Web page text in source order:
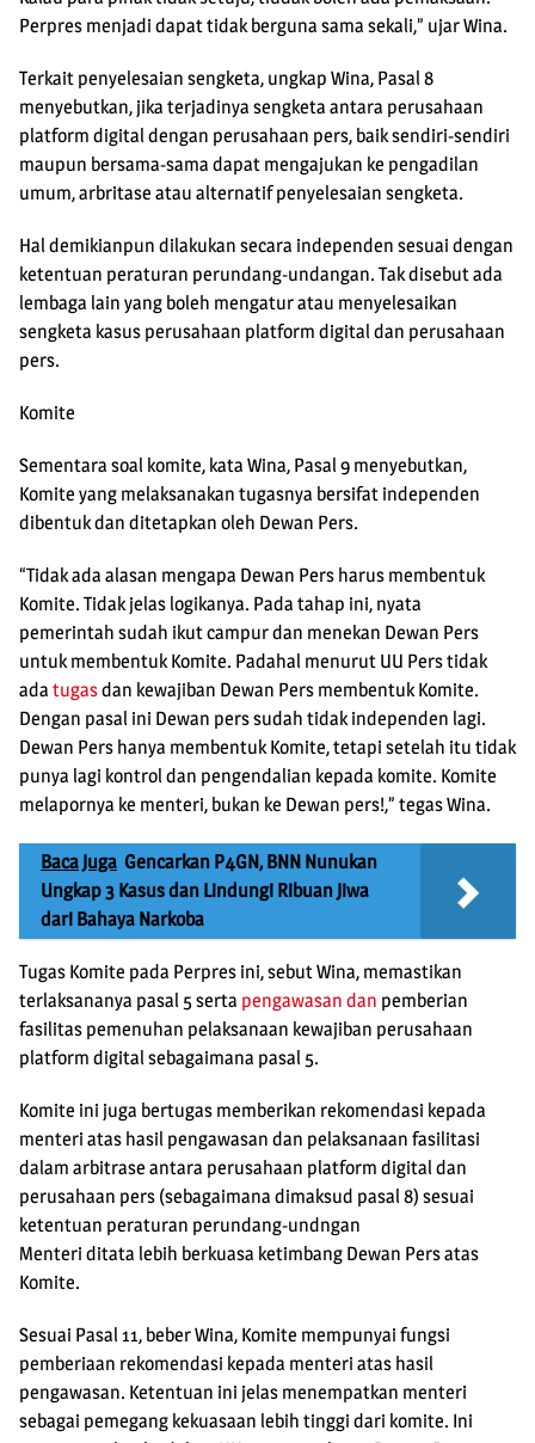
Perpres menjadi dapat tidak berguna sama sekali,” ujar Wina.
Terkait penyelesaian sengketa, ungkap Wina, Pasal 8
menyebutkan, jika terjadinya sengketa antara perusahaan
platform digital dengan perusahaan pers, baik sendiri-sendiri
maupun bersama-sama dapat mengajukan ke pengadilan
umum, arbritase atau alternatif penyelesaian sengketa.
Hal demikianpun dilakukan secara independen sesuai dengan
ketentuan peraturan perundang-undangan. Tak disebut ada
lembaga lain yang boleh mengatur atau menyelesaikan
sengketa kasus perusahaan platform digital dan perusahaan
pers.
Komite
Sementara soal komite, kata Wina, Pasal 9 menyebutkan,
Komite yang melaksanakan tugasnya bersifat independen
dibentuk dan ditetapkan oleh Dewan Pers.
“Tidak ada alasan mengapa Dewan Pers harus membentuk
Komite. Tidak jelas logikanya. Pada tahap ini, nyata
pemerintah sudah ikut campur dan menekan Dewan Pers
untuk membentuk Komite. Padahal menurut UU Pers tidak
ada tugasdan kewajiban Dewan Pers membentuk Komite.
Dengan pasal ini Dewan pers sudah tidak independen lagi.
Dewan Pers hanya membentuk Komite, tetapi setelah itu tidak
punya lagi kontrol dan pengendalian kepada komite. Komite
melapornya ke menteri, bukan ke Dewan pers!,” tegas Wina.
Baca Juga Gencarkan P4GN, BNN Nunukan
Ungkap 3 Kasus dan Lindungi Ribuan Jiwa
dari Bahaya Narkoba
Tugas Komite pada Perpres ini, sebut Wina, memastikan
terlaksananya pasal 5 serta pengawasan dan pemberian
fasilitas pemenuhan pelaksanaan kewajiban perusahaan
platform digital sebagaimana pasal 5.
Komite ini juga bertugas memberikan rekomendasi kepada
menteri atas hasil pengawasan dan pelaksanaan fasilitasi
dalam arbitrase antara perusahaan platform digital dan
perusahaan pers (sebagaimana dimaksud pasal 8) sesuai
ketentuan peraturan perundang-undngan
Menteri ditata lebih berkuasa ketimbang Dewan Pers atas
Komite.
Sesuai Pasal 11, beber Wina, Komite mempunyai fungsi
pemberiaan rekomendasi kepada menteri atas hasil
pengawasan. Ketentuan ini jelas menempatkan menteri
sebagai pemegang kekuasaan lebih tinggi dari komite. Ini